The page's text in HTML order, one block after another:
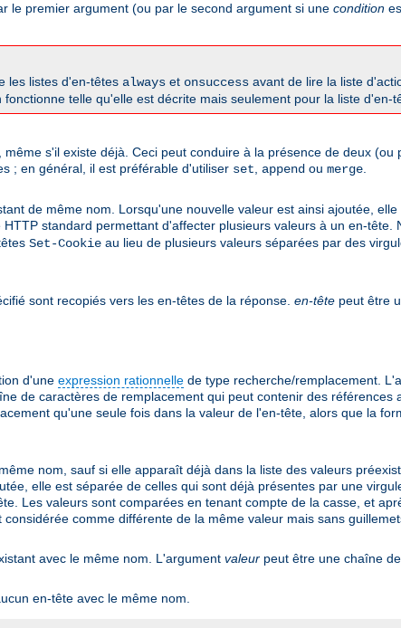
le premier argument (ou par le second argument si une condition
les listes d'en-têtes always et onsuccess avant de lire la liste
telle qu'elle est décrite mais seulement pour la liste d'en-
s'il existe déjà. Ceci peut conduire à la présence de deux
; en général, il est préférable d'utiliser set append ou merge
de même nom. Lorsqu'une nouvelle valeur est ainsi ajoutée,
standard permettant d'affecter plusieurs valeurs à un en-tête.
Set-Cookie au lieu de plusieurs valeurs séparées par des
sont recopiés vers les en-têtes de la réponse. en-tête peut être
d'une expression rationnelle de type recherche/remplacement.
de caractères de remplacement qui peut contenir des références
qu'une seule fois dans la valeur de l'en-tête, alors que la
nom, sauf si elle apparaît déjà dans la liste des valeurs
elle est séparée de celles qui sont déjà présentes par une
Les valeurs sont comparées en tenant compte de la casse, et
comme différente de la même valeur mais sans
avec le même nom. L'argument valeur peut être une chaîne
en-tête avec le même nom.